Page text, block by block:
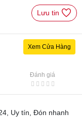
Xem Cửa Hàng
Đánh giá
Uy tín, Đón nhanh